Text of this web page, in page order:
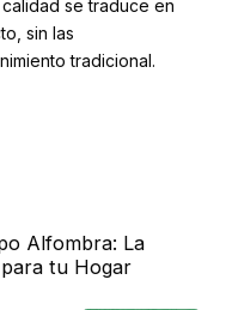
se traduce en
sin las
tradicional.
Alfombra: La
tu Hogar